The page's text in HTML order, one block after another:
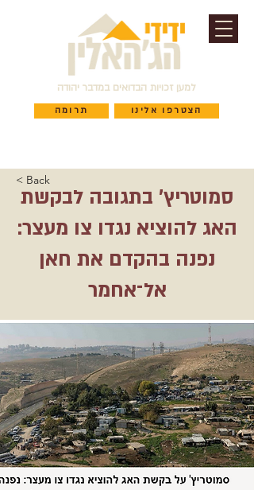
למען זכויות הבדואים במדבר יהודה
תרומה הצטרפו אלינו
< Back
סמוטריץ' בתגובה לבקשת
האג להוציא נגדו צו מעצר:
נפנה בהקדם את חאן
אל־אחמר